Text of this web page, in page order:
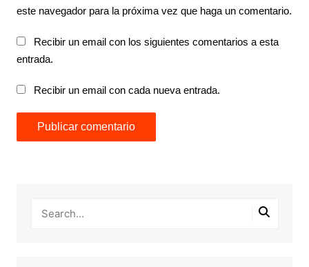
este navegador para la próxima vez que haga un comentario.
Recibir un email con los siguientes comentarios a esta
entrada.
Recibir un email con cada nueva entrada.